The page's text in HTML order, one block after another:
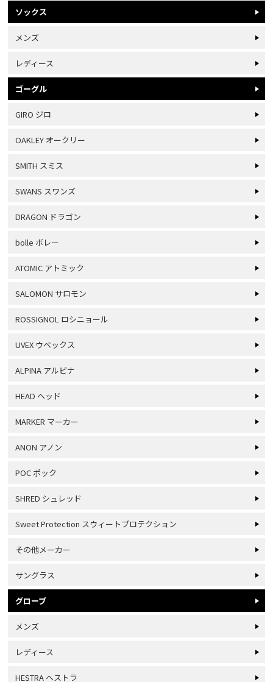
ソックス
メンズ
レディース
ゴーグル
GIRO ジロ
OAKLEY オークリー
SMITH スミス
SWANS スワンズ
DRAGON ドラゴン
bolle ボレー
ATOMIC アトミック
SALOMON サロモン
ROSSIGNOL ロシニョール
UVEX ウベックス
ALPINA アルピナ
HEAD ヘッド
MARKER マーカー
ANON アノン
POC ポック
SHRED シュレッド
Sweet Protection スウィートプロテクション
その他メーカー
サングラス
グローブ
メンズ
レディース
HESTRA ヘストラ